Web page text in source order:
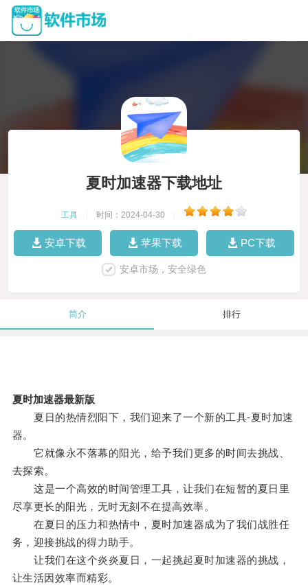
夏时加速器下载地址
工具 时间：2024-04-30
安卓下载 苹果下载 PC下载
安卓市场，安全绿色
简介 排行
夏时加速器最新版
夏日的热情烈阳下，我们迎来了一个新的工具-夏时加速
器。
它就像永不落幕的阳光，给予我们更多的时间去挑战、
去探索。
这是一个高效的时间管理工具，让我们在短暂的夏日里
尽享更长的阳光，无时无刻不在提高效率。
在夏日的压力和热情中，夏时加速器成为了我们战胜任
务，迎接挑战的得力助手。
让我们在这个炎炎夏日，一起挑起夏时加速器的挑战，
让生活因效率而精彩。